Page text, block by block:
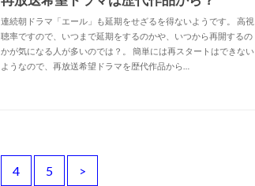
連続朝ドラマ「エール」も延期をせざるを得ないようです。 高視
聴率ですので、いつまで延期をするのかや、いつから再開するの
かが気になる人が多いのでは？。 簡単には再スタートはできない
ようなので、再放送希望ドラマを歴代作品から…
4 5 >